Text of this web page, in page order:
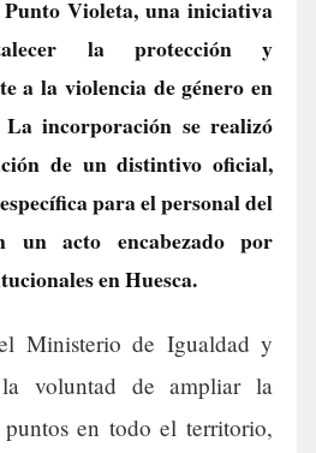
Violeta, una iniciativa
la protección y
a la violencia de género en
La incorporación se realizó
de un distintivo oficial,
para el personal del
un acto encabezado por
en Huesca.
Ministerio de Igualdad y
la voluntad de ampliar la
puntos en todo el territorio,